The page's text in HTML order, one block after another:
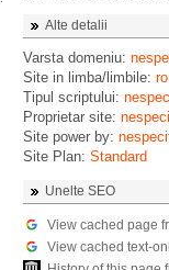
Alte detalii
Varsta domeniu:
Site in limba/limbile: ro
Tipul scriptului:
Proprietar site:
Site power by:
Site Plan: Standard
Unelte SEO
View cached page
View cached text-